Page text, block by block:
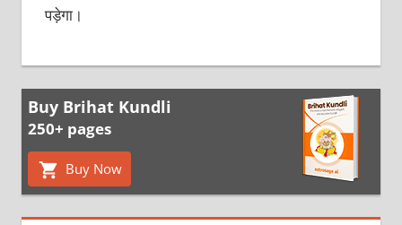
पड़ेगा।
Buy Brihat Kundli
250+ pages
Buy Now